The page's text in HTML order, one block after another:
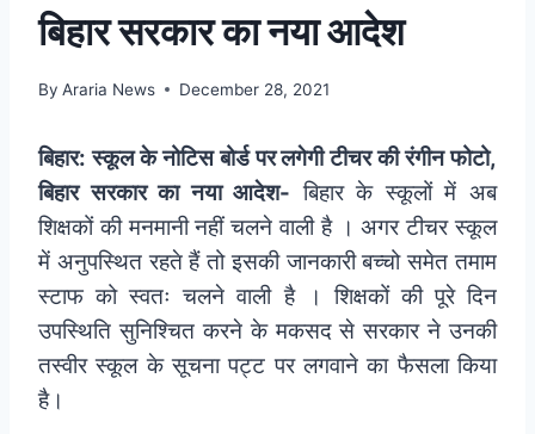
बिहार सरकार का नया आदेश
By Araria News December 28, 2021
बिहार: स्‍कूल के नोटिस बोर्ड पर लगेगी टीचर की रंगीन फोटो,
बिहार सरकार का नया आदेश- बिहार के स्‍कूलों में अब
शिक्षकों की मनमानी नहीं चलने वाली है । अगर टीचर स्कूल
में अनुपस्थित रहते हैं तो इसकी जानकारी बच्चो समेत तमाम
स्टाफ को स्वतः चलने वाली है । शिक्षकों की पूरे दिन
उपस्थिति सुनिश्चित करने के मकसद से सरकार ने उनकी
तस्‍वीर स्‍कूल के सूचना पट्ट पर लगवाने का फैसला किया
है।